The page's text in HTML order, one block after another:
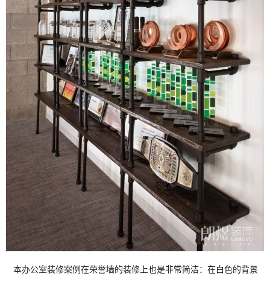
本办公室装修案例在荣誉墙的装修上也是非常简洁：在白色的背景